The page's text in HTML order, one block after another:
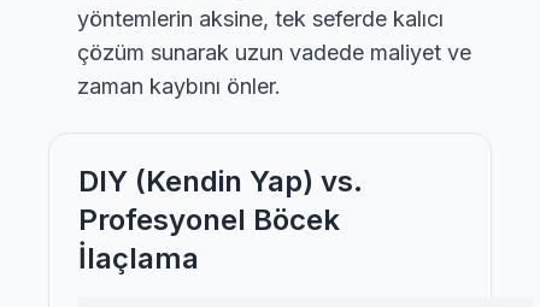
yöntemlerin aksine, tek seferde kalıcı
çözüm sunarak uzun vadede maliyet ve
zaman kaybını önler.
DIY (Kendin Yap) vs.
Profesyonel Böcek
İlaçlama